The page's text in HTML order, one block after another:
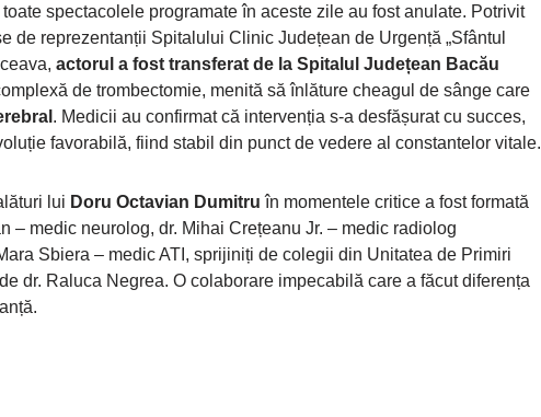
spectacolele programate în aceste zile au fost anulate. Potrivit
de reprezentanții Spitalului Clinic Județean de Urgență „Sfântul
actorul a fost transferat de la Spitalul Județean Bacău
de trombectomie, menită să înlăture cheagul de sânge care
. Medicii au confirmat că intervenția s-a desfășurat cu succes,
favorabilă, fiind stabil din punct de vedere al constantelor vitale.
lui Doru Octavian Dumitruîn momentele critice a fost formată
– medic neurolog, dr. Mihai Crețeanu Jr. – medic radiolog
Sbiera – medic ATI, sprijiniți de colegii din Unitatea de Primiri
dr. Raluca Negrea. O colaborare impecabilă care a făcut diferența